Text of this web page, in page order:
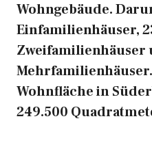
Wohngebäude.
Einfamilienhäuser,
Zweifamilienhäuser
Wohnfläche in
249.500